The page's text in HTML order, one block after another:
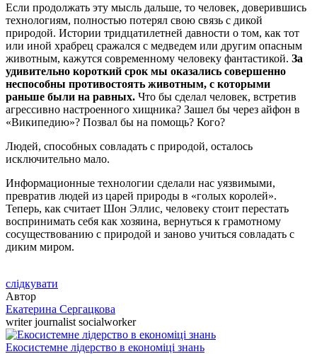
Если продолжать эту мысль дальше, то человек, доверившись
технологиям, полностью потерял свою связь с дикой
природой. Истории тридцатилетней давности о том, как тот
или иной храбрец сражался с медведем или другим опасным
животным, кажутся современному человеку фантастикой. За
удивительно короткий срок мы оказались совершенно
неспособны противостоять животным, с которыми
раньше были на равных. Что бы сделал человек, встретив
агрессивно настроенного хищника? Зашел бы через айфон в
«Википедию»? Позвал бы на помощь? Кого?
Людей, способных совладать с природой, осталось
исключительно мало.
Информационные технологии сделали нас уязвимыми,
превратив людей из царей природы в «голых королей».
Теперь, как считает Шон Эллис, человеку стоит перестать
воспринимать себя как хозяина, вернуться к грамотному
сосуществованию с природой и заново учиться совладать с
диким миром.
слідкувати
Автор
Екатерина Сергацкова
writer journalist socialworker
Екосистемне лідерство в економіці знань